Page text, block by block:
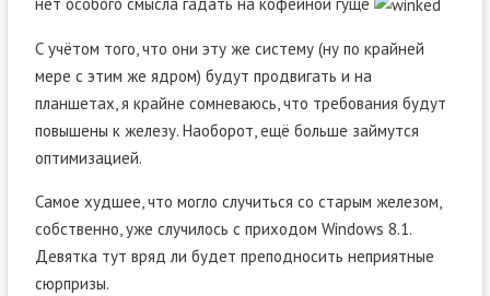
С учётом того, что они эту же систему (ну по крайней
мере с этим же ядром) будут продвигать и на
планшетах, я крайне сомневаюсь, что требования будут
повышены к железу. Наоборот, ещё больше займутся
оптимизацией.
Самое худшее, что могло случиться со старым железом,
собственно, уже случилось с приходом Windows 8.1.
Девятка тут вряд ли будет преподносить неприятные
сюрпризы.